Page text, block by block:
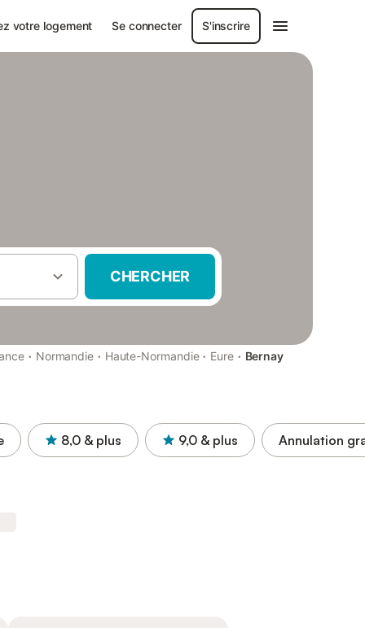
votre logement Se connecter S'inscrire
CHERCHER
· Normandie · Haute-Normandie · Eure · Bernay
8,0 & plus 9,0 & plus Annulation